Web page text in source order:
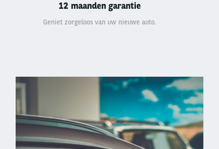
12 maanden garantie
Geniet zorgeloos van uw nieuwe auto.
Left